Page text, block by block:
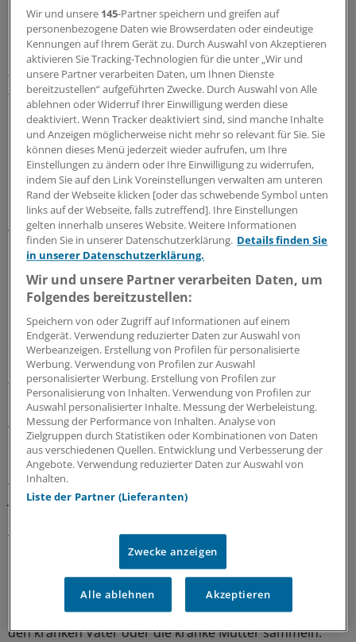
Seit Februar 2007 existiert die Einrichtung. Sie wurde
bereits Anfang November mit dem Forschungs- und
Entwicklungspreis des Krebsverbandes Baden-
Württemberg ausgezeichnet. Im letzten Jahr hat
Therapeutin Hupe bereits 40 Kinder aus 37 Familien
betreut. "Dass ein Bedarf vorhanden ist, wussten wir.
Dass er aber so groß ist, nicht", berichtet sie.
Etwa 40 000 Kinder unter 18 Jahren erleben in
Deutschland pro Jahr, dass ihre Mutter oder ihr Vater
eine Krebsdiagnose bekommen. "Wahrscheinlich
verlieren mehr als 80 000 Kinder jedes Jahr einen
Elternteil", schätzen Professor Eberhard Klaschik von
der Universität Bonn und Dr. Stein Husebo von der
Universität Wien.
Hilfe tut hier Not. In Einzel- und Gruppengesprächen
aber auch beim Malen, Basteln und Spielen, werden die
Kinder beim "Pilot Löwenherz" betreut. "Manche Kinder
wollen sprechen: über Mama oder Papa, über ihr Leben
und ihre Ängste. Andere suchen einfach nur die
Ablenkung im Spiel und wollen zummindest für eine
zeitlang ihr Leid vergessen", berichtet Hupe.
Als Ausdrucksmittel werden den Kindern und
Jugendlichen dabei vor allem künstlerische Materialien
zur Verfügung gestellt wie Speckstein, Holz,
verschiedene Farben und Ton.
Die jeweilige Form der Begleitung wird mit den Eltern
besprochen. Besonders beliebt: ein Schatzkistchen.
Darin kann das Kind Fotos oder andere Erinnerungen an
den kranken Vater oder die kranke Mutter sammeln.
Wir und unsere 145-Partner speichern und greifen auf
personenbezogene Daten wie Browserdaten oder eindeutige
Kennungen auf Ihrem Gerät zu. Durch Auswahl von Akzeptieren
aktivieren Sie Tracking-Technologien für die unter „Wir und
unsere Partner verarbeiten Daten, um Ihnen Dienste
bereitzustellen“ aufgeführten Zwecke. Durch Auswahl von Alle
ablehnen oder Widerruf Ihrer Einwilligung werden diese
deaktiviert. Wenn Tracker deaktiviert sind, sind manche Inhalte
und Anzeigen möglicherweise nicht mehr so relevant für Sie. Sie
können dieses Menü jederzeit wieder aufrufen, um Ihre
Einstellungen zu ändern oder Ihre Einwilligung zu widerrufen,
indem Sie auf den Link Voreinstellungen verwalten am unteren
Rand der Webseite klicken [oder das schwebende Symbol unten
links auf der Webseite, falls zutreffend]. Ihre Einstellungen
gelten innerhalb unseres Website. Weitere Informationen
finden Sie in unserer Datenschutzerklärung. Details finden Sie
in unserer Datenschutzerklärung.
Wir und unsere Partner verarbeiten Daten, um
Folgendes bereitzustellen:
Speichern von oder Zugriff auf Informationen auf einem
Endgerät. Verwendung reduzierter Daten zur Auswahl von
Werbeanzeigen. Erstellung von Profilen für personalisierte
Werbung. Verwendung von Profilen zur Auswahl
personalisierter Werbung. Erstellung von Profilen zur
Personalisierung von Inhalten. Verwendung von Profilen zur
Auswahl personalisierter Inhalte. Messung der Werbeleistung.
Messung der Performance von Inhalten. Analyse von
Zielgruppen durch Statistiken oder Kombinationen von Daten
aus verschiedenen Quellen. Entwicklung und Verbesserung der
Angebote. Verwendung reduzierter Daten zur Auswahl von
Inhalten.
Liste der Partner (Lieferanten)
Zwecke anzeigen
Alle ablehnen Akzeptieren